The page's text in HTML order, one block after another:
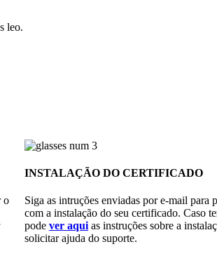
leo.
o
INSTALAÇÃO DO CERTIFICADO
Siga as intruções enviadas por e-mail para
com a instalação do seu certificado. Caso
pode ver aqui as instruções sobre a
solicitar ajuda do suporte.